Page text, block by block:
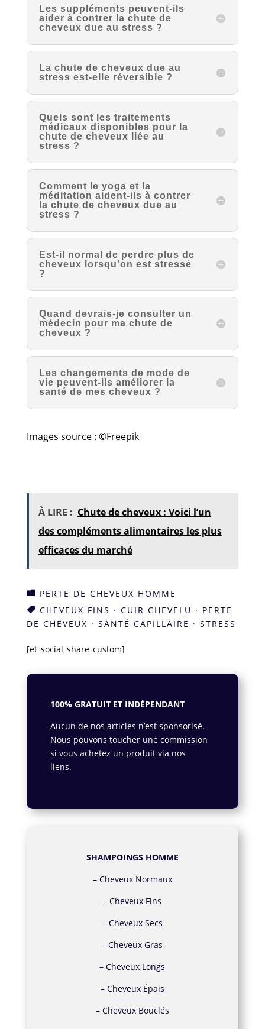
Les suppléments peuvent-ils
aider à contrer la chute de
cheveux due au stress ?
La chute de cheveux due au
stress est-elle réversible ?
Quels sont les traitements
médicaux disponibles pour la
chute de cheveux liée au
stress ?
Comment le yoga et la
méditation aident-ils à contrer
la chute de cheveux due au
stress ?
Est-il normal de perdre plus de
cheveux lorsqu'on est stressé
?
Quand devrais-je consulter un
médecin pour ma chute de
cheveux ?
Les changements de mode de
vie peuvent-ils améliorer la
santé de mes cheveux ?
Images source : ©Freepik
À LIRE : Chute de cheveux : Voici l’un
des compléments alimentaires les plus
efficaces du marché
 PERTE DE CHEVEUX HOMME
 CHEVEUX FINS · CUIR CHEVELU · PERTE
DE CHEVEUX · SANTÉ CAPILLAIRE · STRESS
[et_social_share_custom]
100% GRATUIT ET INDÉPENDANT
Aucun de nos articles n’est sponsorisé.
Nous pouvons toucher une commission
si vous achetez un produit via nos
liens.
SHAMPOINGS HOMME
– Cheveux Normaux
–Cheveux Fins
– Cheveux Secs
–Cheveux Gras
–Cheveux Longs
– Cheveux Épais
– Cheveux Bouclés